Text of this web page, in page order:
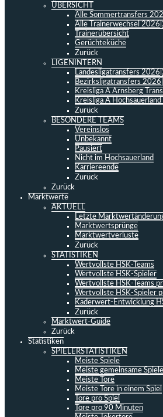
ÜBERSICHT
Alle Sommertransfers
Alle Trainerwechsel
Trainerübersicht
Gerüchteküche
Zurück
LIGENINTERN
Landesligatransfers
Bezirksligatransfers
Kreisliga A Arnsberg
Kreisliga A
Zurück
BESONDERE TEAMS
Vereinslos
Unbekannt
Pausiert
Nicht im Hochsauerland
Karriereende
Zurück
Zurück
Marktwerte
AKTUELL
Letzte
Marktwertsprünge
Marktwertverluste
Zurück
STATISTIKEN
Wertvollste HSK-Teams
Wertvollste HSK-Spieler
Wertvollste HSK-Teams
Wertvollste HSK-Spieler
Kaderwert-Entwicklung
Zurück
Marktwert-Guide
Zurück
Statistiken
SPIELERSTATISTIKEN
Meiste Spiele
Meiste gemeinsame Spiele
Meiste Tore
Meiste Tore in einem Spiel
Tore pro Spiel
Tore pro 90 Minuten